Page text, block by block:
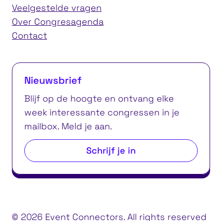
Veelgestelde vragen
Over Congresagenda
Contact
Nieuwsbrief
Blijf op de hoogte en ontvang elke
week interessante congressen in je
mailbox. Meld je aan.
Schrijf je in
© 2026 Event Connectors. All rights reserved